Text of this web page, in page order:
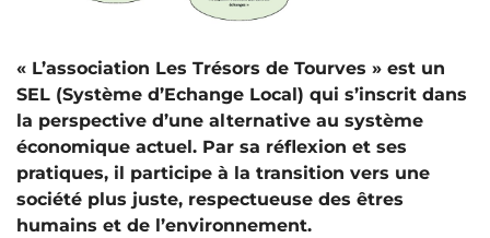
« L’association Les Trésors de Tourves » est un
SEL (Système d’Echange Local) qui s’inscrit dans
la perspective d’une alternative au système
économique actuel. Par sa réflexion et ses
pratiques, il participe à la transition vers une
société plus juste, respectueuse des êtres
humains et de l’environnement.